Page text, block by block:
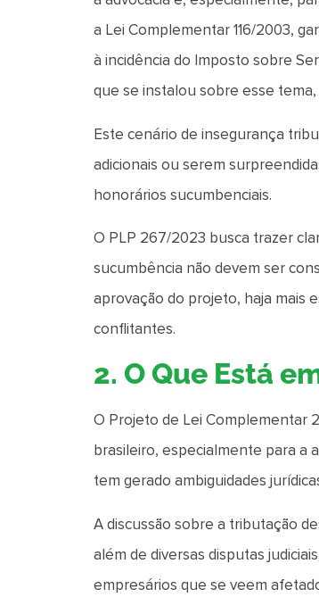
a Lei Complementar 116/2003,
à incidência do Imposto sobre
que se instalou sobre esse
Este cenário de insegurança
adicionais ou serem
honorários sucumbenciais.
O PLP 267/2023 busca trazer
sucumbência não devem ser
aprovação do projeto, haja mais
conflitantes.
2. O Que Está
O Projeto de Lei Complementar
brasileiro, especialmente para a
tem gerado ambiguidades
A discussão sobre a tributação
além de diversas disputas
empresários que se veem